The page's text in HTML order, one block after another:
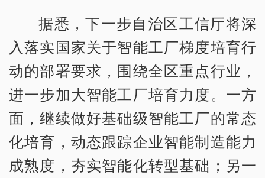
据悉，下一步自治区工信厅将深
入落实国家关于智能工厂梯度培育行
动的部署要求，围绕全区重点行业，
进一步加大智能工厂培育力度。一方
面，继续做好基础级智能工厂的常态
化培育，动态跟踪企业智能制造能力
成熟度，夯实智能化转型基础；另一